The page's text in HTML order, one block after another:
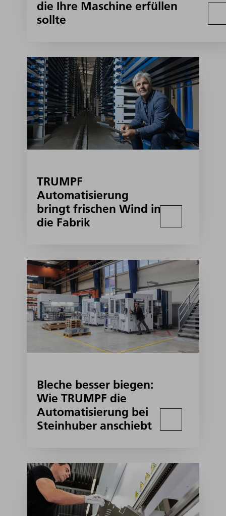
die Ihre Maschine erfüllen
sollte
TRUMPF
Automatisierung
bringt frischen Wind in
die Fabrik
Bleche besser biegen:
Wie TRUMPF die
Automatisierung bei
Steinhuber anschiebt